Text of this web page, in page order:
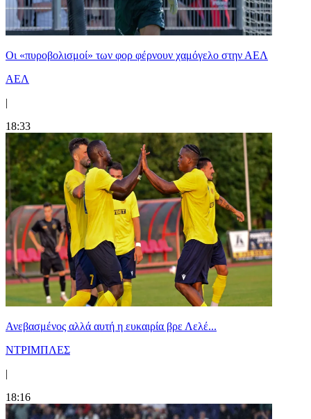
Οι «πυροβολισμοί» των φορ φέρνουν χαμόγελο στην ΑΕΛ
ΑΕΛ
|
18:33
Ανεβασμένος αλλά αυτή η ευκαιρία βρε Λελέ...
ΝΤΡΙΜΠΛΕΣ
|
18:16